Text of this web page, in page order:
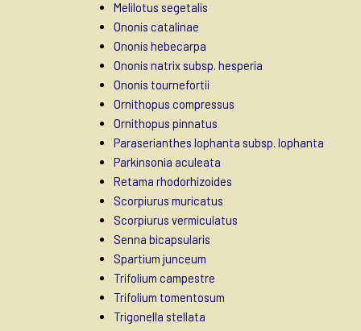
Melilotus segetalis
Ononis catalinae
Ononis hebecarpa
Ononis natrix subsp. hesperia
Ononis tournefortii
Ornithopus compressus
Ornithopus pinnatus
Paraserianthes lophanta subsp. lophanta
Parkinsonia aculeata
Retama rhodorhizoides
Scorpiurus muricatus
Scorpiurus vermiculatus
Senna bicapsularis
Spartium junceum
Trifolium campestre
Trifolium tomentosum
Trigonella stellata